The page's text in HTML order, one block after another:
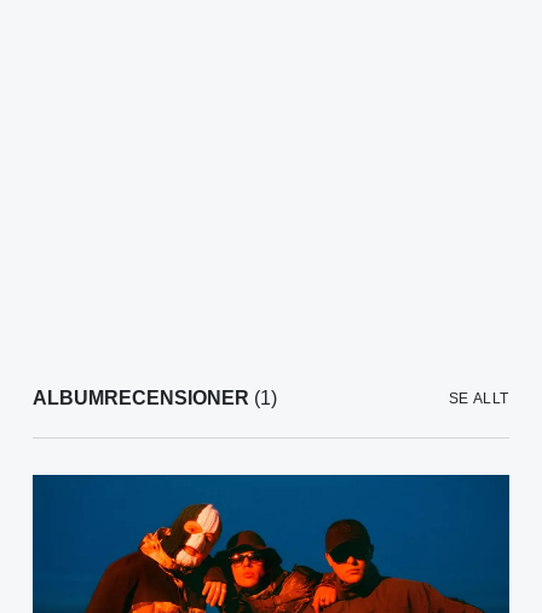
ALBUMRECENSIONER (1) SE ALLT